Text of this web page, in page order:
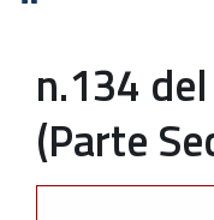
n.134
(Parte